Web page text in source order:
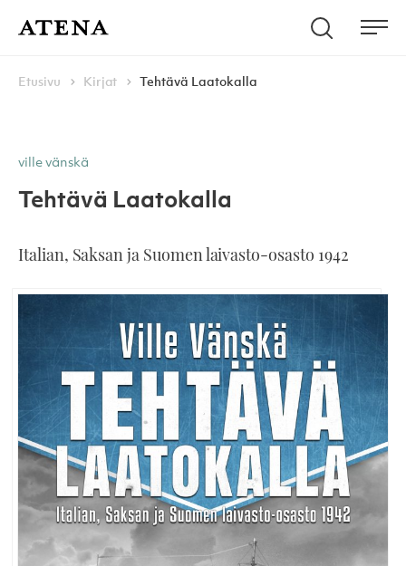
Atena Kustannus Hae
Navigoi
Etusivu
Kirjat Tehtävä Laatokalla
ville vänskä
Tehtävä Laatokalla
Italian, Saksan ja Suomen laivasto-osasto 1942